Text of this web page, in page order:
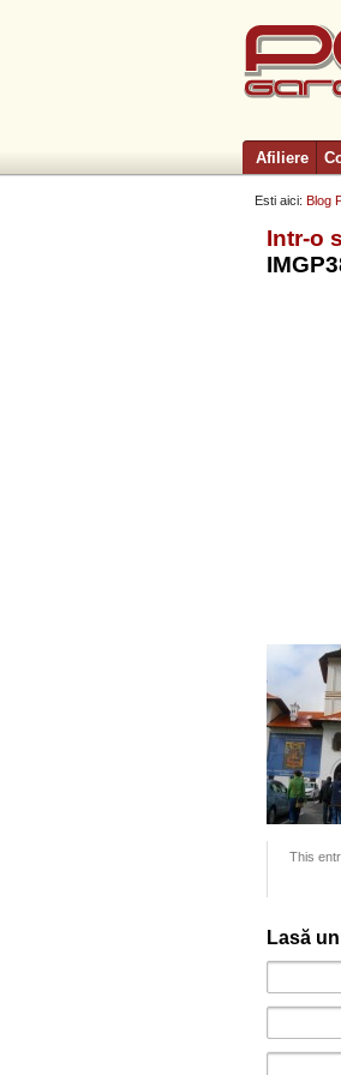
Afiliere
Esti aici: Blog
Intr-o
This
Lasă